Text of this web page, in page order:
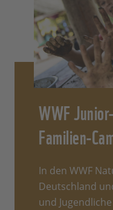
WWF
Familien-
In den WWF
Deutschland
und